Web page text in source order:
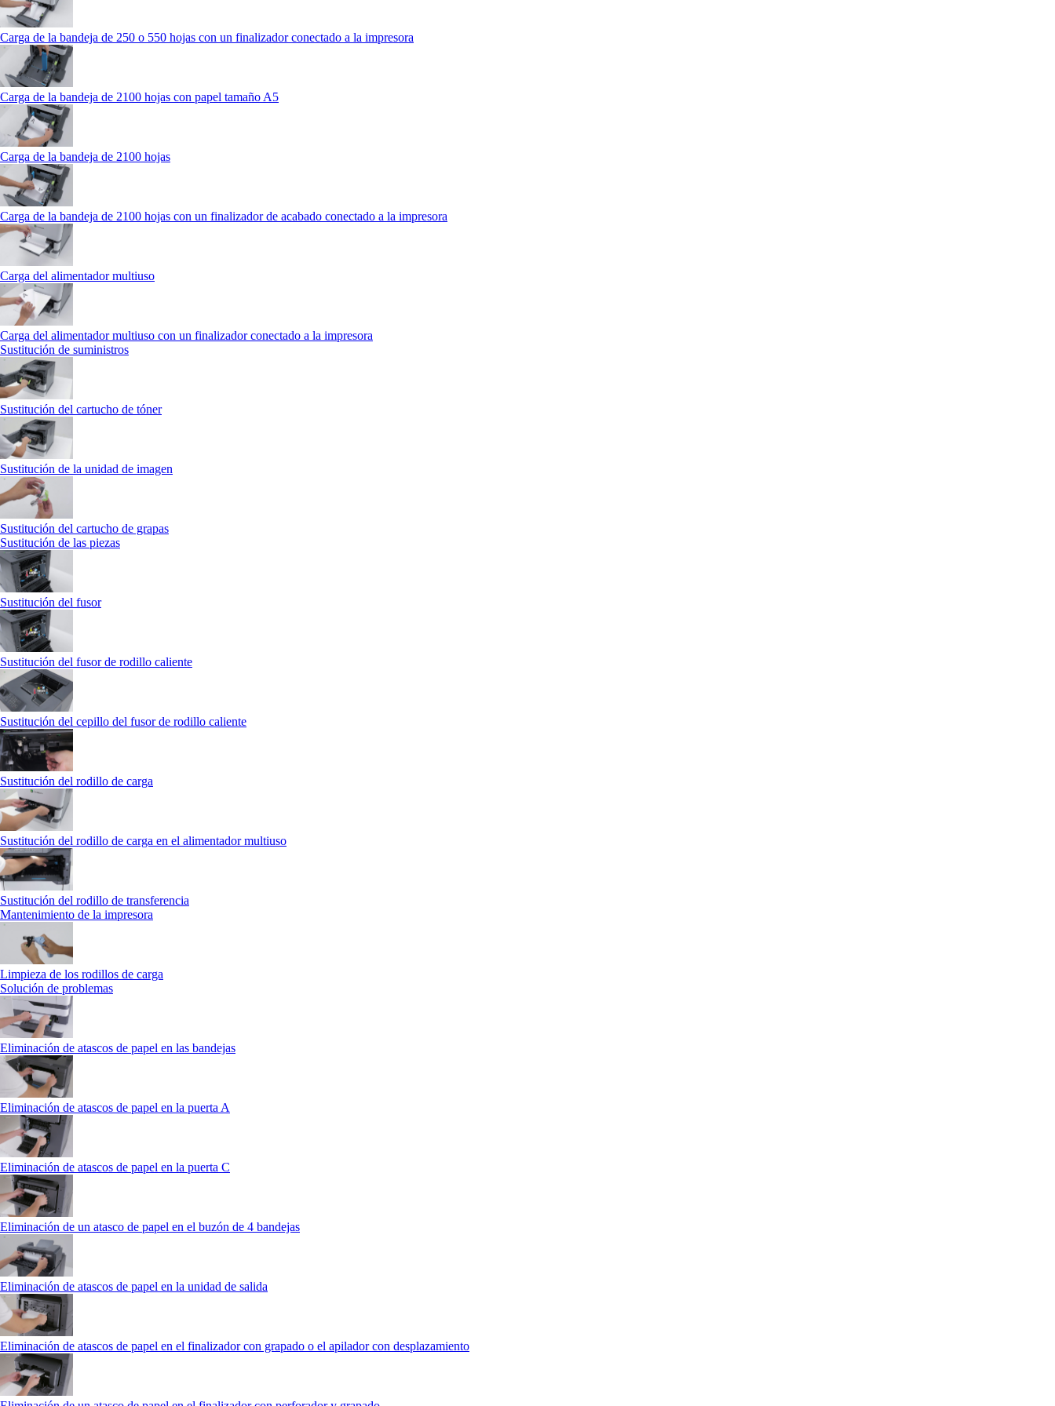
Carga de la bandeja de 250 o 550 hojas con un finalizador conectado a la impresora
Carga de la bandeja de 2100 hojas con papel tamaño A5
Carga de la bandeja de 2100 hojas
Carga de la bandeja de 2100 hojas con un finalizador de acabado conectado a la impresora
Carga del alimentador multiuso
Carga del alimentador multiuso con un finalizador conectado a la impresora
Sustitución de suministros
Sustitución del cartucho de tóner
Sustitución de la unidad de imagen
Sustitución del cartucho de grapas
Sustitución de las piezas
Sustitución del fusor
Sustitución del fusor de rodillo caliente
Sustitución del cepillo del fusor de rodillo caliente
Sustitución del rodillo de carga
Sustitución del rodillo de carga en el alimentador multiuso
Sustitución del rodillo de transferencia
Mantenimiento de la impresora
Limpieza de los rodillos de carga
Solución de problemas
Eliminación de atascos de papel en las bandejas
Eliminación de atascos de papel en la puerta A
Eliminación de atascos de papel en la puerta C
Eliminación de un atasco de papel en el buzón de 4 bandejas
Eliminación de atascos de papel en la unidad de salida
Eliminación de atascos de papel en el finalizador con grapado o el apilador con desplazamiento